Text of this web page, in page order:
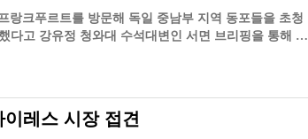
랑크푸르트를 방문해 독일 중남부 지역 동포들을 초청
다고 강유정 청와대 수석대변인 서면 브리핑을 통해 전
레스 시장 접견